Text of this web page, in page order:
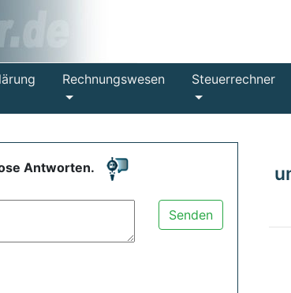
Rechnungswesen Steuerrechner
Antworten.
Senden